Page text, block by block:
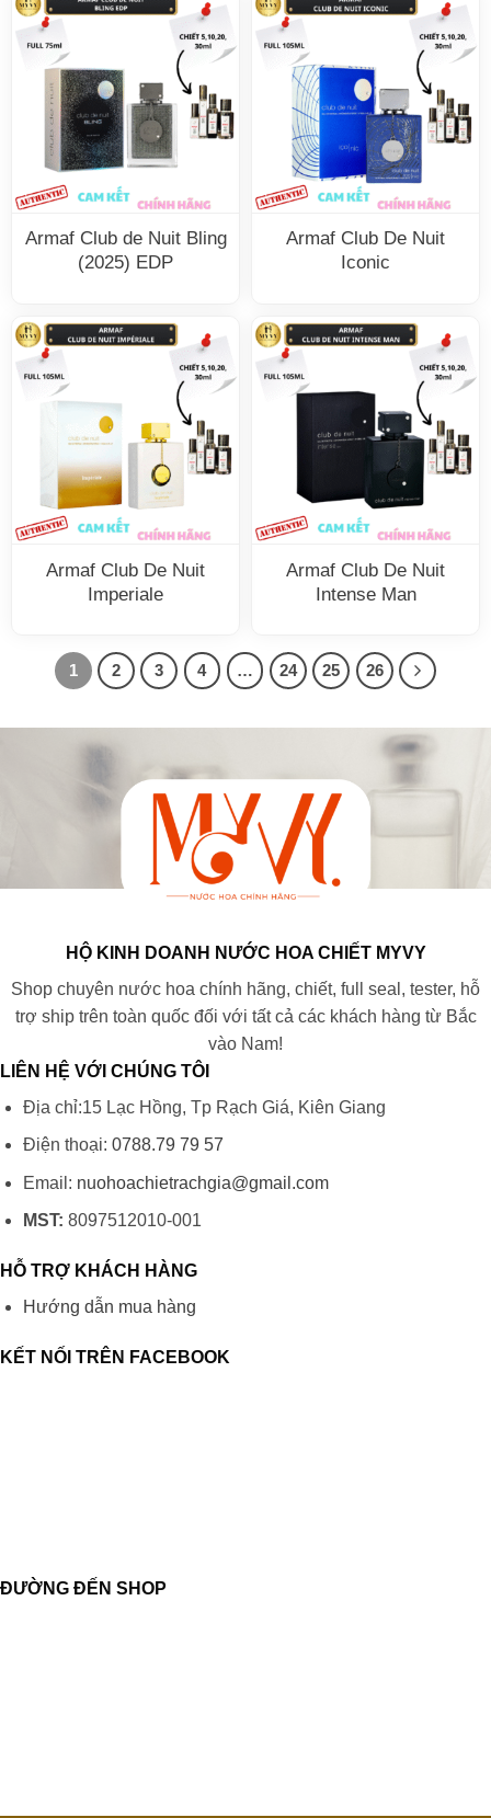
Armaf Club de Nuit Bling
(2025) EDP
Armaf Club De Nuit
Iconic
Armaf Club De Nuit
Imperiale
Armaf Club De Nuit
Intense Man
1 2 3 4 … 24 25 26
HỘ KINH DOANH NƯỚC HOA CHIẾT MYVY
Shop chuyên nước hoa chính hãng, chiết, full seal, tester, hỗ
trợ ship trên toàn quốc đối với tất cả các khách hàng từ Bắc
vào Nam!
LIÊN HỆ VỚI CHÚNG TÔI
Địa chỉ:15 Lạc Hồng, Tp Rạch Giá, Kiên Giang
Điện thoại: 0788.79 79 57
Email: nuohoachietrachgia@gmail.com
MST: 8097512010-001
HỖ TRỢ KHÁCH HÀNG
Hướng dẫn mua hàng
KẾT NỐI TRÊN FACEBOOK
ĐƯỜNG ĐẾN SHOP